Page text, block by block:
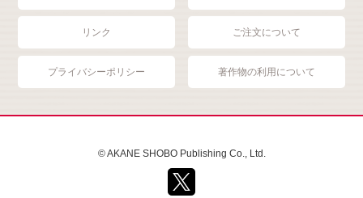
リンク ご注文について
プライバシーポリシー 著作物の利用について
© AKANE SHOBO Publishing Co., Ltd.